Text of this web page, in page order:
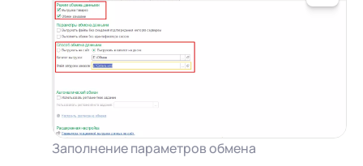
Заполнение параметров обмена